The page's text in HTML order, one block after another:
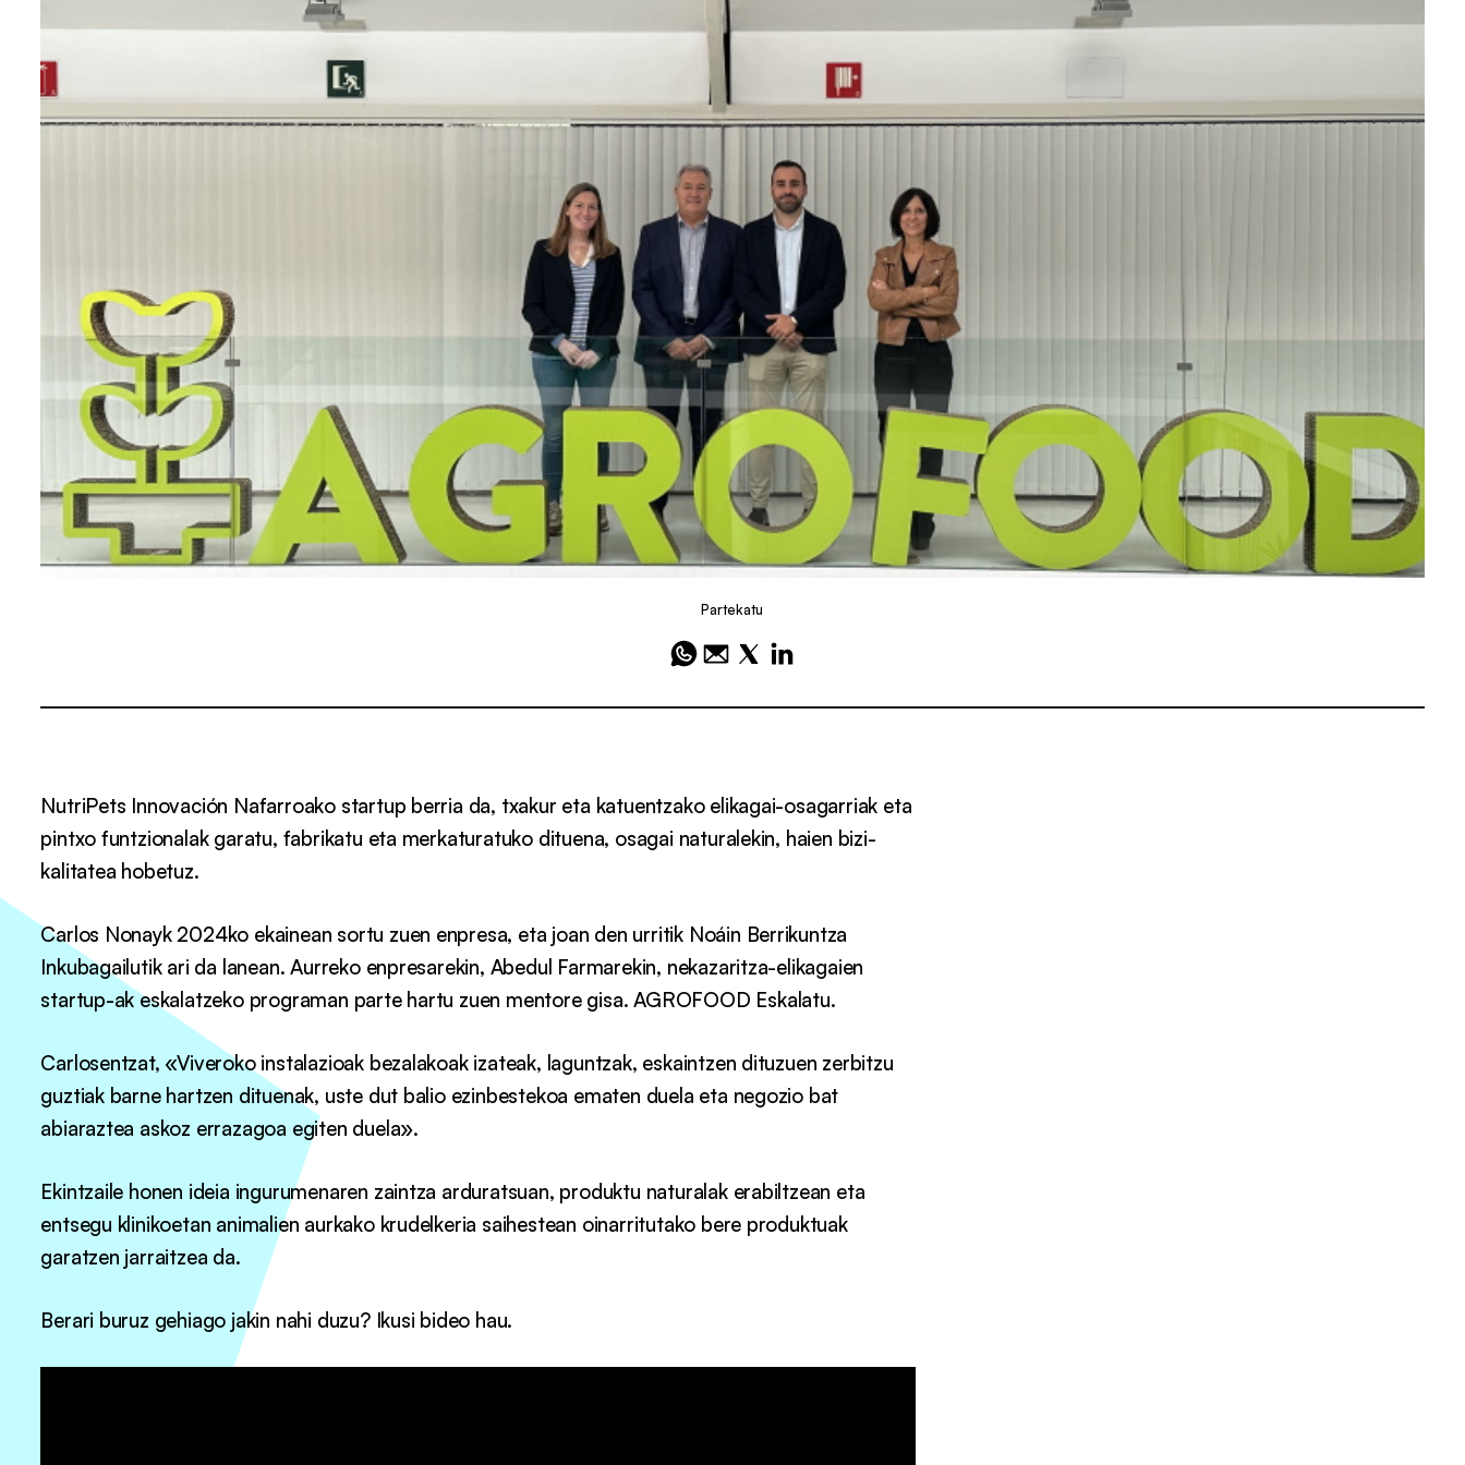
Partekatu
NutriPets Innovación Nafarroako startup berria da, txakur eta katuentzako elikagai-osagarriak eta
pintxo funtzionalak garatu, fabrikatu eta merkaturatuko dituena, osagai naturalekin, haien bizi-
kalitatea hobetuz.
Carlos Nonayk 2024ko ekainean sortu zuen enpresa, eta joan den urritik Noáin Berrikuntza
Inkubagailutik ari da lanean. Aurreko enpresarekin, Abedul Farmarekin, nekazaritza-elikagaien
startup-ak eskalatzeko programan parte hartu zuen mentore gisa. AGROFOOD Eskalatu.
Carlosentzat, «Viveroko instalazioak bezalakoak izateak, laguntzak, eskaintzen dituzuen zerbitzu
guztiak barne hartzen dituenak, uste dut balio ezinbestekoa ematen duela eta negozio bat
abiaraztea askoz errazagoa egiten duela».
Ekintzaile honen ideia ingurumenaren zaintza arduratsuan, produktu naturalak erabiltzean eta
entsegu klinikoetan animalien aurkako krudelkeria saihestean oinarritutako bere produktuak
garatzen jarraitzea da.
Berari buruz gehiago jakin nahi duzu? Ikusi bideo hau.